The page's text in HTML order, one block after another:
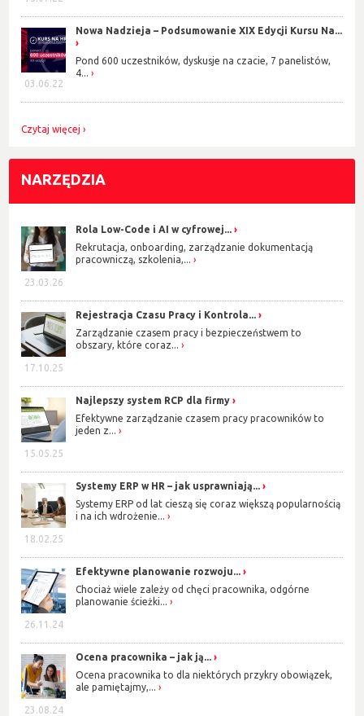
03.06.22
Nowa Nadzieja – Podsumowanie XIX Edycji Kursu Na...
Pond 600 uczestników, dyskusje na czacie, 7 panelistów,
4...
Czytaj więcej
NARZĘDZIA
23.03.26
Rola Low-Code i AI w cyfrowej...
Rekrutacja, onboarding, zarządzanie dokumentacją
pracowniczą, szkolenia,...
17.10.25
Rejestracja Czasu Pracy i Kontrola...
Zarządzanie czasem pracy i bezpieczeństwem to
obszary, które coraz...
15.05.25
Najlepszy system RCP dla firmy
Efektywne zarządzanie czasem pracy pracowników to
jeden z...
18.02.25
Systemy ERP w HR – jak usprawniają...
Systemy ERP od lat cieszą się coraz większą popularnością
i na ich wdrożenie...
26.11.24
Efektywne planowanie rozwoju...
Chociaż wiele zależy od chęci pracownika, odgórne
planowanie ścieżki...
23.08.24
Ocena pracownika – jak ją...
Ocena pracownika to dla niektórych przykry obowiązek,
ale pamiętajmy,...